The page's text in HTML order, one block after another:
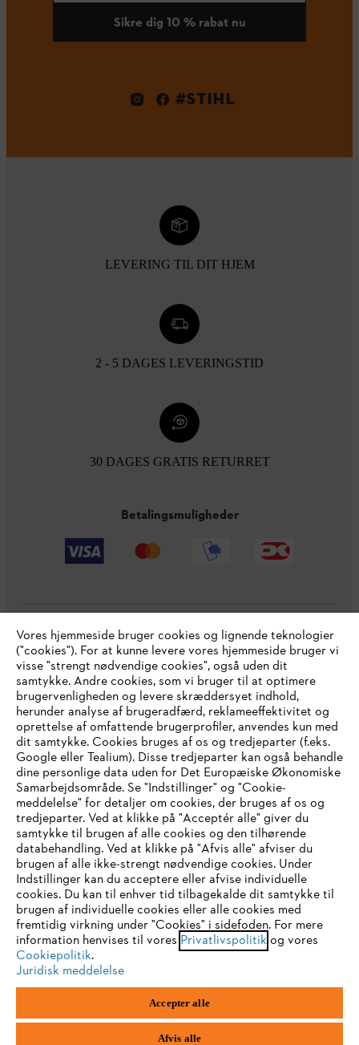
Sikre dig 10 % rabat nu
#STIHL
LEVERING TIL DIT HJEM
2 - 5 DAGES LEVERINGSTID
30 DAGES GRATIS RETURRET
Betalingsmuligheder
Virksomheden
STIHL FAQ
Service
Generelle vilkår og betingelser Privatlivspolitik
Juridisk meddelelse Cookies
Juridisk information
STIHL
1st floor
IHR BROWSER WIRD NICHT
UNTERSTÜTZT
Sie nutzen einen Browser, den wir noch nicht unterstützen. Für
eine optimale Nutzung unserer Seite empfehlen wir Ihnen, zu
einem der folgenden Browser zu wechseln:
Firefox Chrome
Vores hjemmeside bruger cookies og lignende teknologier
("cookies"). For at kunne levere vores hjemmeside bruger vi
visse "strengt nødvendige cookies", også uden dit
samtykke. Andre cookies, som vi bruger til at optimere
brugervenligheden og levere skræddersyet indhold,
herunder analyse af brugeradfærd, reklameeffektivitet og
oprettelse af omfattende brugerprofiler, anvendes kun med
dit samtykke. Cookies bruges af os og tredjeparter (f.eks.
Google eller Tealium). Disse tredjeparter kan også behandle
dine personlige data uden for Det Europæiske Økonomiske
Samarbejdsområde. Se "Indstillinger" og "Cookie-
meddelelse" for detaljer om cookies, der bruges af os og
tredjeparter. Ved at klikke på "Acceptér alle" giver du
samtykke til brugen af alle cookies og den tilhørende
databehandling. Ved at klikke på "Afvis alle" afviser du
brugen af alle ikke-strengt nødvendige cookies. Under
Indstillinger kan du acceptere eller afvise individuelle
cookies. Du kan til enhver tid tilbagekalde dit samtykke til
brugen af individuelle cookies eller alle cookies med
fremtidig virkning under "Cookies" i sidefoden. For mere
information henvises til vores Privatlivspolitik og vores
Cookiepolitik.
Juridisk meddelelse
Accepter alle
Afvis alle